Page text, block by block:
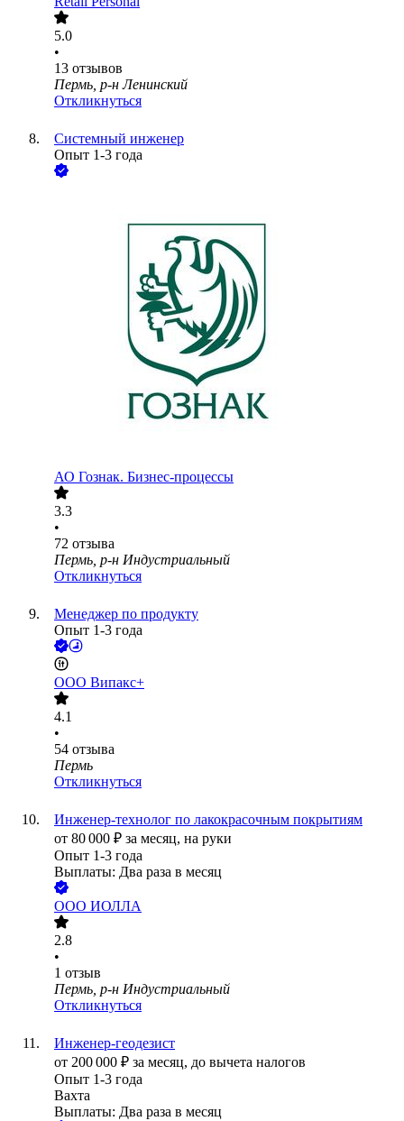
5.0
•
13 отзывов
Пермь, р-н Ленинский
Откликнуться
Системный инженер
Опыт 1-3 года
АО Гознак. Бизнес-процессы
3.3
•
72 отзыва
Пермь, р-н Индустриальный
Откликнуться
Менеджер по продукту
Опыт 1-3 года
ООО Випакс+
4.1
•
54 отзыва
Пермь
Откликнуться
Инженер-технолог по лакокрасочным покрытиям
от 80 000 ₽ за месяц, на руки
Опыт 1-3 года
Выплаты: Два раза в месяц
ООО ИОЛЛА
2.8
•
1 отзыв
Пермь, р-н Индустриальный
Откликнуться
Инженер-геодезист
от 200 000 ₽ за месяц, до вычета налогов
Опыт 1-3 года
Вахта
Выплаты: Два раза в месяц